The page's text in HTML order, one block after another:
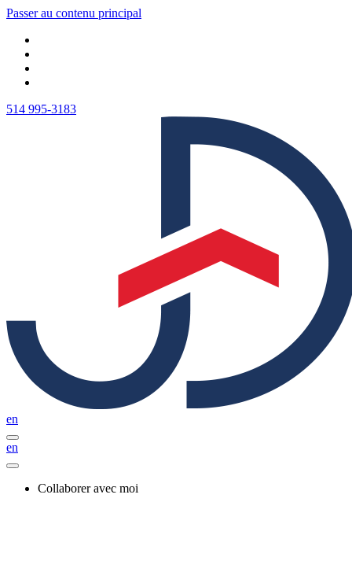
Passer au contenu principal
514 995-3183
en
en
Collaborer avec moi